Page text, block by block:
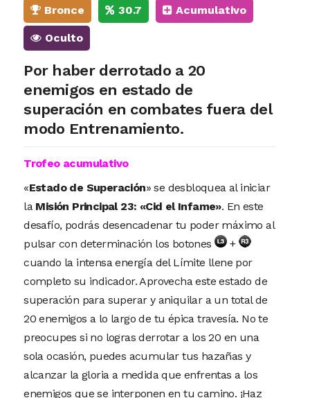
Bronce 30.7 Acumulativo
Oculto
Por haber derrotado a 20
enemigos en estado de
superación en combates fuera del
modo Entrenamiento.
Trofeo acumulativo
«Estado de Superación» se desbloquea al iniciar
la Misión Principal 23: «Cid el Infame». En este
desafío, podrás desencadenar tu poder máximo al
pulsar con determinación los botones
+
cuando la intensa energía del Límite llene por
completo su indicador. Aprovecha este estado de
superación para superar y aniquilar a un total de
20 enemigos a lo largo de tu épica travesía. No te
preocupes si no logras derrotar a los 20 en una
sola ocasión, puedes acumular tus hazañas y
alcanzar la gloria a medida que enfrentas a los
enemigos que se interponen en tu camino. ¡Haz